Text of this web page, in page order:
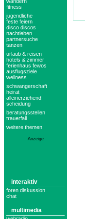
fitness
jugendliche
feste feiern
disco discos
nachtleben
partnersuche
tanzen
urlaub & reisen
hotels & zimmer
ferienhaus fewos
ausflugsziele
wellness
schwangerschaft
heirat
alleinerziehend
scheidung
beratungsstellen
trauerfall
weitere themen
Anzeige
interaktiv
foren diskussion
chat
multimedia